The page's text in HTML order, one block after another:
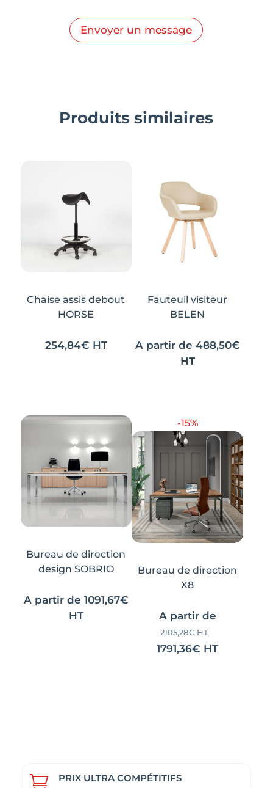
Envoyer un message
Produits similaires
Chaise assis debout
HORSE
254,84€ HT
Fauteuil visiteur
BELEN
A partir de 488,50€
HT
plusieurs
variations.
Les
peuvent
être
choisies
sur
page
du
plusieurs
variations.
Les
peuvent
être
choisies
sur
page
du
Bureau de direction
design SOBRIO
A partir de 1091,67€
HT
-15%
Bureau de direction
X8
A partir de
2105,28€HT
1791,36€ HT

PRIX ULTRA COMPÉTITIFS